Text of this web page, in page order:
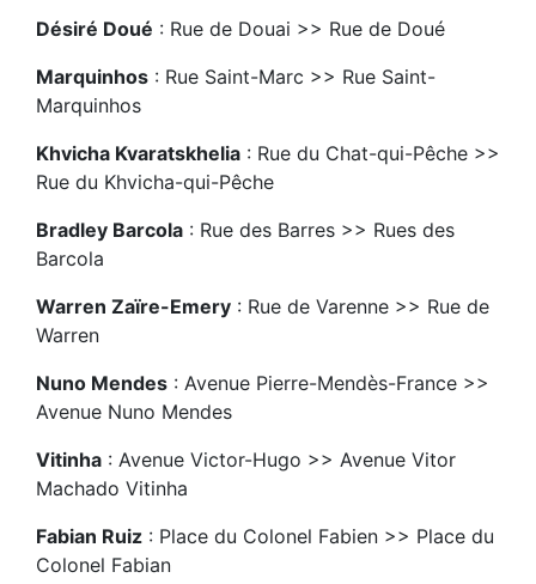
Désiré Doué : Rue de Douai >> Rue de Doué
Marquinhos : Rue Saint-Marc >> Rue Saint-
Marquinhos
Khvicha Kvaratskhelia : Rue du Chat-qui-Pêche >>
Rue du Khvicha-qui-Pêche
Bradley Barcola : Rue des Barres >> Rues des
Barcola
Warren Zaïre-Emery : Rue de Varenne >> Rue de
Warren
Nuno Mendes : Avenue Pierre-Mendès-France >>
Avenue Nuno Mendes
Vitinha : Avenue Victor-Hugo >> Avenue Vitor
Machado Vitinha
Fabian Ruiz : Place du Colonel Fabien >> Place du
Colonel Fabian